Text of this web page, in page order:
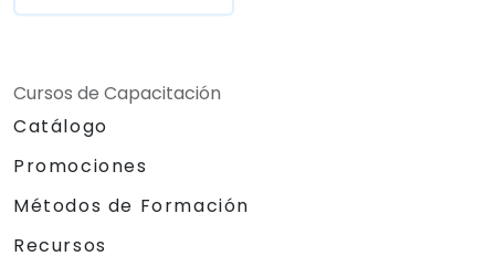
Cursos de Capacitación
Catálogo
Promociones
Métodos de Formación
Recursos